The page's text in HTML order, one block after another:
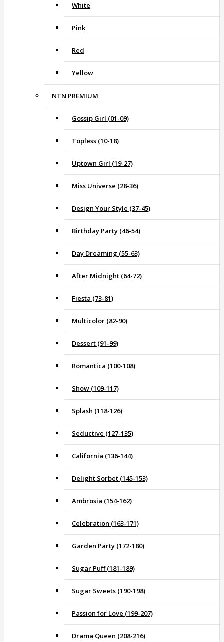
White
Pink
Red
Yellow
NTN PREMIUM
Gossip Girl (01-09)
Topless (10-18)
Uptown Girl (19-27)
Miss Universe (28-36)
Design Your Style (37-45)
Birthday Party (46-54)
Day Dreaming (55-63)
After Midnight (64-72)
Fiesta (73-81)
Multicolor (82-90)
Dessert (91-99)
Romantica (100-108)
Show (109-117)
Splash (118-126)
Seductive (127-135)
California (136-144)
Delight Sorbet (145-153)
Ambrosia (154-162)
Celebration (163-171)
Garden Party (172-180)
Sugar Puff (181-189)
Sugar Sweets (190-198)
Passion for Love (199-207)
Drama Queen (208-216)